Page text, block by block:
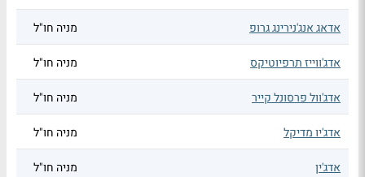
אדאג אנג'נירינג גרופ מניה חו"ל
אדג'ווייז תרפיוטיקס מניה חו"ל
אדג'וול פרסונל קייר מניה חו"ל
אדג'יו מדיקל מניה חו"ל
אדג'ין מניה חו"ל